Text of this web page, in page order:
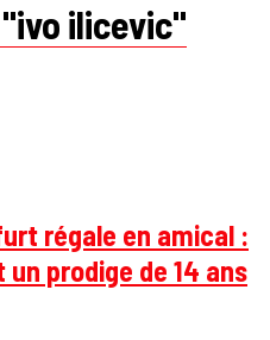
ilicevic"
régale en amical :
prodige de 14 ans